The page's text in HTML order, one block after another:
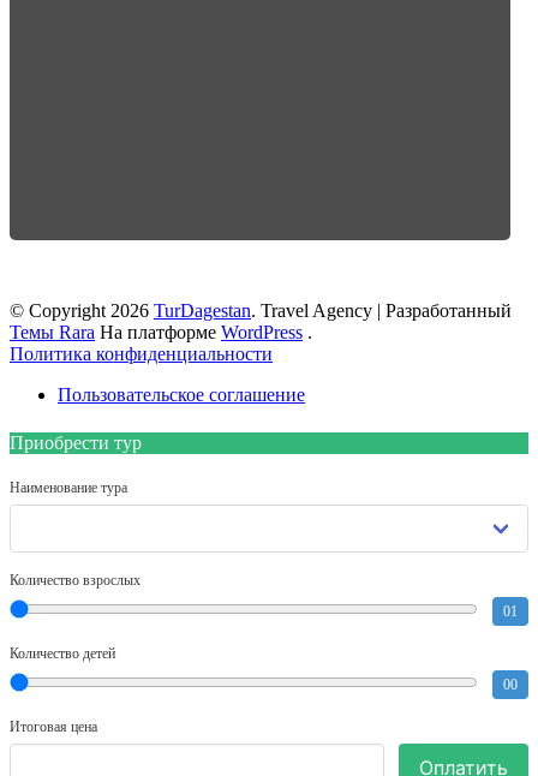
© Copyright 2026 TurDagestan. Travel Agency | Разработанный
Темы Rara На платформе WordPress .
Политика конфиденциальности
Пользовательское соглашение
Приобрести тур
Наименование тура
Количество взрослых
01
Количество детей
00
Итоговая цена
Оплатить